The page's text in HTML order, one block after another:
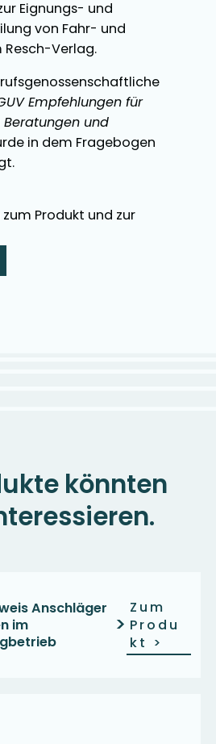
Eignungs- und
von Fahr- und
Verlag.
Empfehlungen für
und
in dem Fragebogen
Produkt und zur
könnten
Anschläger
im
>
Zum
Produ
kt >